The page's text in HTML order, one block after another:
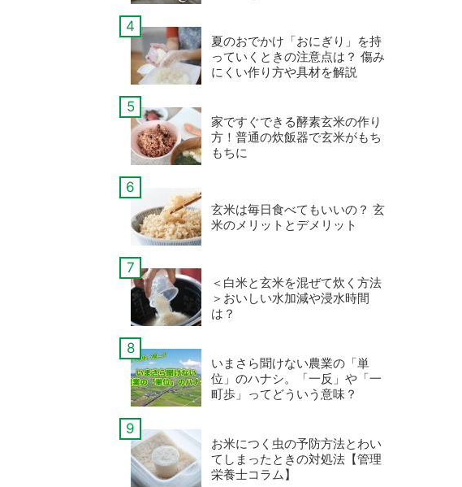
夏のおでかけ「おにぎり」を持
っていくときの注意点は？ 傷み
にくい作り方や具材を解説
家ですぐできる酵素玄米の作り
方！普通の炊飯器で玄米がもち
もちに
玄米は毎日食べてもいいの？ 玄
米のメリットとデメリット
＜白米と玄米を混ぜて炊く方法
＞おいしい水加減や浸水時間
は？
いまさら聞けない農業の「単
位」のハナシ。「一反」や「一
町歩」ってどういう意味？
お米につく虫の予防方法とわい
てしまったときの対処法【管理
栄養士コラム】